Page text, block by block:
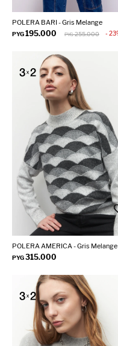
POLERA BARI - Gris Melange
PYG195.000 PYG 255.000 23
POLERA AMERICA - Gris Melange
PYG315.000